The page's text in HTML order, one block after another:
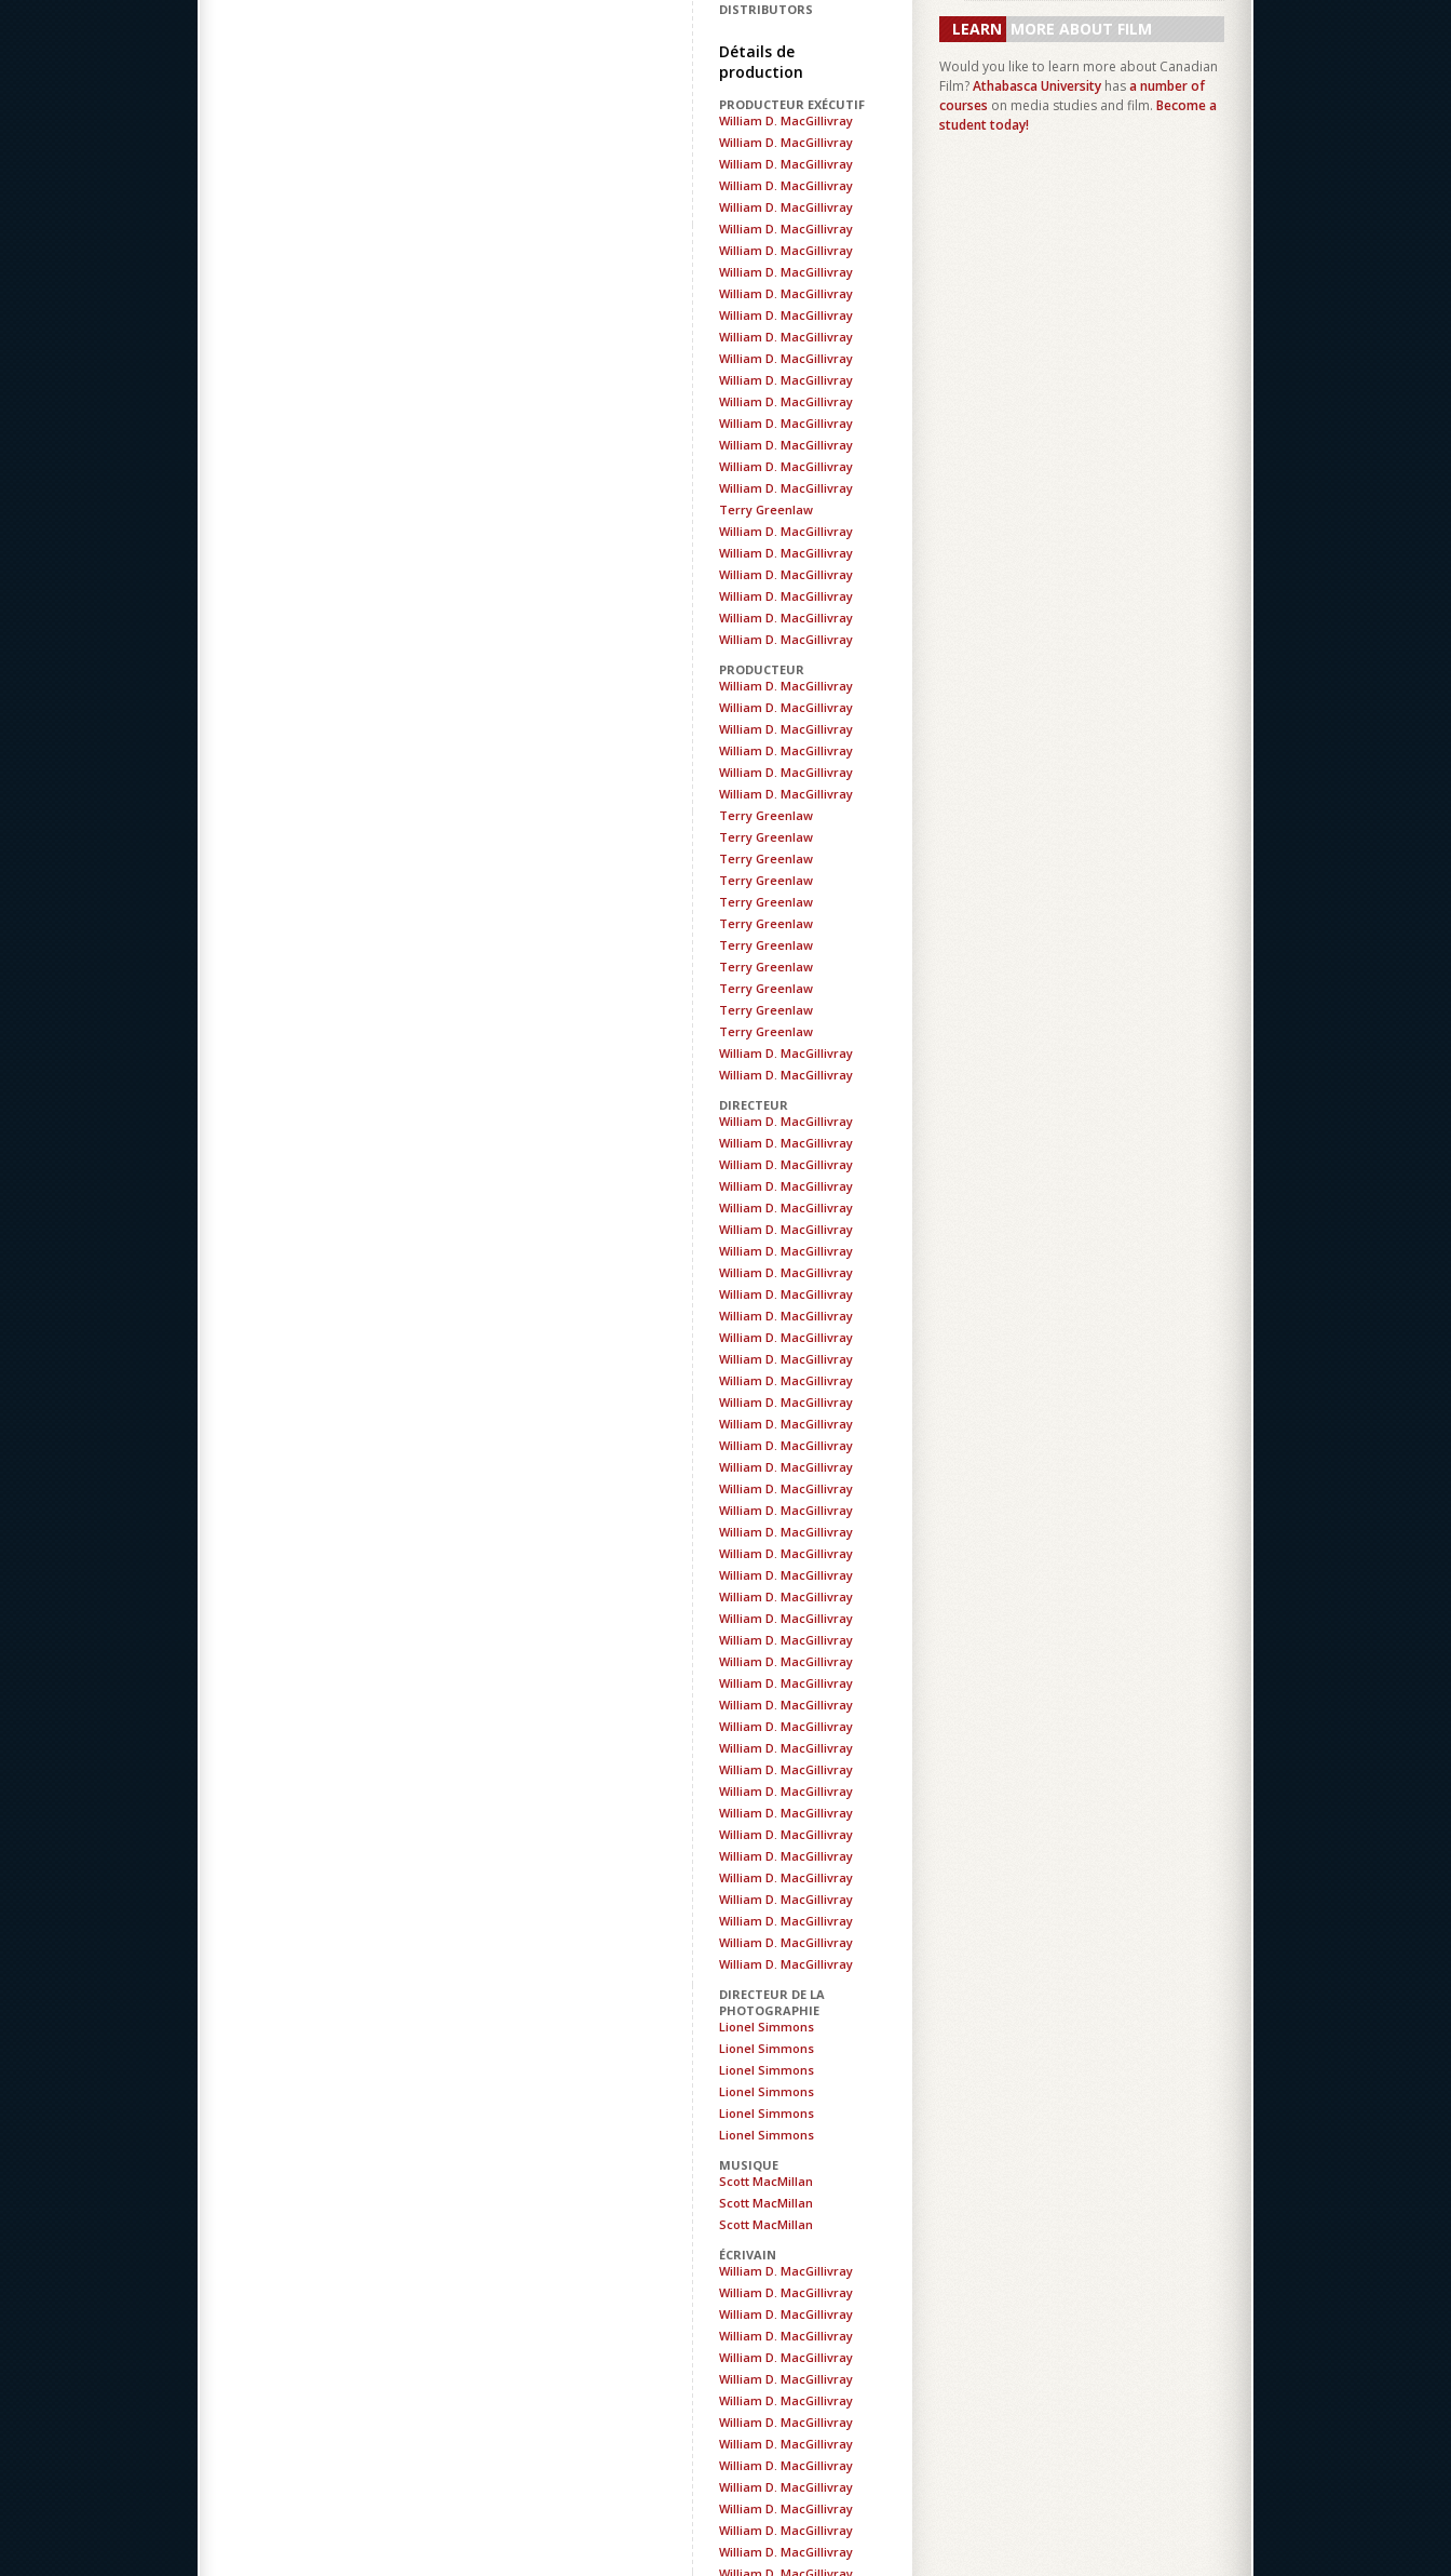
DISTRIBUTORS
Détails de
production
PRODUCTEUR EXÉCUTIF
William D. MacGillivray
William D. MacGillivray
William D. MacGillivray
William D. MacGillivray
William D. MacGillivray
William D. MacGillivray
William D. MacGillivray
William D. MacGillivray
William D. MacGillivray
William D. MacGillivray
William D. MacGillivray
William D. MacGillivray
William D. MacGillivray
William D. MacGillivray
William D. MacGillivray
William D. MacGillivray
William D. MacGillivray
William D. MacGillivray
Terry Greenlaw
William D. MacGillivray
William D. MacGillivray
William D. MacGillivray
William D. MacGillivray
William D. MacGillivray
William D. MacGillivray
PRODUCTEUR
William D. MacGillivray
William D. MacGillivray
William D. MacGillivray
William D. MacGillivray
William D. MacGillivray
William D. MacGillivray
Terry Greenlaw
Terry Greenlaw
Terry Greenlaw
Terry Greenlaw
Terry Greenlaw
Terry Greenlaw
Terry Greenlaw
Terry Greenlaw
Terry Greenlaw
Terry Greenlaw
Terry Greenlaw
William D. MacGillivray
William D. MacGillivray
DIRECTEUR
William D. MacGillivray
William D. MacGillivray
William D. MacGillivray
William D. MacGillivray
William D. MacGillivray
William D. MacGillivray
William D. MacGillivray
William D. MacGillivray
William D. MacGillivray
William D. MacGillivray
William D. MacGillivray
William D. MacGillivray
William D. MacGillivray
William D. MacGillivray
William D. MacGillivray
William D. MacGillivray
William D. MacGillivray
William D. MacGillivray
William D. MacGillivray
William D. MacGillivray
William D. MacGillivray
William D. MacGillivray
William D. MacGillivray
William D. MacGillivray
William D. MacGillivray
William D. MacGillivray
William D. MacGillivray
William D. MacGillivray
William D. MacGillivray
William D. MacGillivray
William D. MacGillivray
William D. MacGillivray
William D. MacGillivray
William D. MacGillivray
William D. MacGillivray
William D. MacGillivray
William D. MacGillivray
William D. MacGillivray
William D. MacGillivray
William D. MacGillivray
DIRECTEUR DE LA
PHOTOGRAPHIE
Lionel Simmons
Lionel Simmons
Lionel Simmons
Lionel Simmons
Lionel Simmons
Lionel Simmons
MUSIQUE
Scott MacMillan
Scott MacMillan
Scott MacMillan
ÉCRIVAIN
William D. MacGillivray
William D. MacGillivray
William D. MacGillivray
William D. MacGillivray
William D. MacGillivray
William D. MacGillivray
William D. MacGillivray
William D. MacGillivray
William D. MacGillivray
William D. MacGillivray
William D. MacGillivray
William D. MacGillivray
William D. MacGillivray
William D. MacGillivray
LEARN MORE ABOUT FILM
Would you like to learn more about Canadian
Film?Athabasca University hasa number of
courses on media studies and film. Become a
student today!